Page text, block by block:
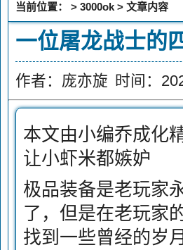
当前位置： > 3000ok > 文章内容
一位屠龙战士的
作者：庞亦旋 时间：
本文由小编乔成化
让小虾米都嫉妒
极品装备是老玩家
了，但是在老玩家
找到一些曾经的岁